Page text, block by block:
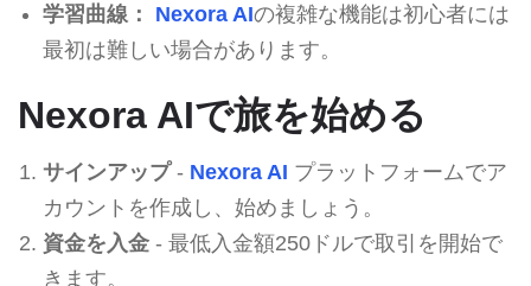
学習曲線：
Nexora AIの複雑な機能は初心者には
最初は難しい場合があります。
Nexora AIで旅を始める
サインアップ- Nexora AI プラットフォームでア
カウントを作成し、始めましょう。
資金を入金- 最低入金額250ドルで取引を開始で
きます。